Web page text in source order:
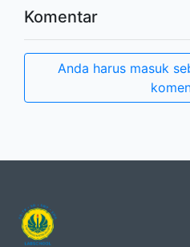
Komentar
Anda harus masuk